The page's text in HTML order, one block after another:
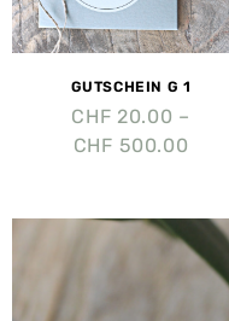
GUTSCHEIN G 1
CHF 20.00 –
CHF 500.00